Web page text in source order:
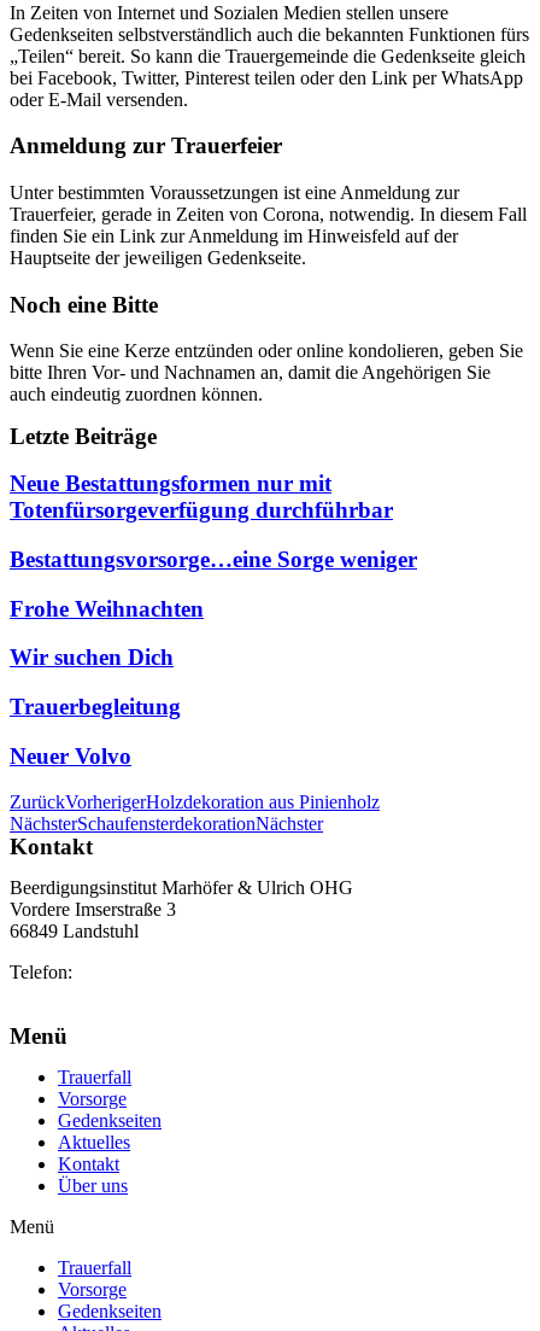
In Zeiten von Internet und Sozialen Medien stellen unsere
Gedenkseiten selbstverständlich auch die bekannten Funktionen fürs
„Teilen“ bereit. So kann die Trauergemeinde die Gedenkseite gleich
bei Facebook, Twitter, Pinterest teilen oder den Link per WhatsApp
oder E-Mail versenden.
Anmeldung zur Trauerfeier
Unter bestimmten Voraussetzungen ist eine Anmeldung zur
Trauerfeier, gerade in Zeiten von Corona, notwendig. In diesem Fall
finden Sie ein Link zur Anmeldung im Hinweisfeld auf der
Hauptseite der jeweiligen Gedenkseite.
Noch eine Bitte
Wenn Sie eine Kerze entzünden oder online kondolieren, geben Sie
bitte Ihren Vor- und Nachnamen an, damit die Angehörigen Sie
auch eindeutig zuordnen können.
Letzte Beiträge
Neue Bestattungsformen nur mit
Totenfürsorgeverfügung durchführbar
Bestattungsvorsorge…eine Sorge weniger
Frohe Weihnachten
Wir suchen Dich
Trauerbegleitung
Neuer Volvo
ZurückVorherigerHolzdekoration aus Pinienholz
NächsterSchaufensterdekorationNächster
Kontakt
Beerdigungsinstitut Marhöfer & Ulrich OHG
Vordere Imserstraße 3
66849 Landstuhl
Telefon:
Menü
Trauerfall
Vorsorge
Gedenkseiten
Aktuelles
Kontakt
Über uns
Menü
Trauerfall
Vorsorge
Gedenkseiten